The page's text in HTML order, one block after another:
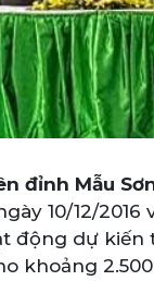
đỉnh Mẫu
10/12/
động dự
khoảng